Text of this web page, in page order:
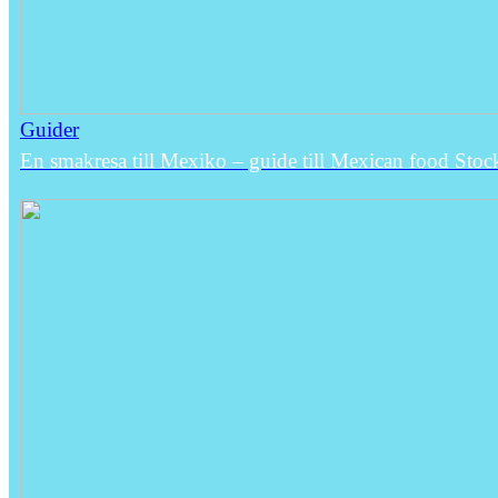
Guider
En smakresa till Mexiko – guide till Mexican food